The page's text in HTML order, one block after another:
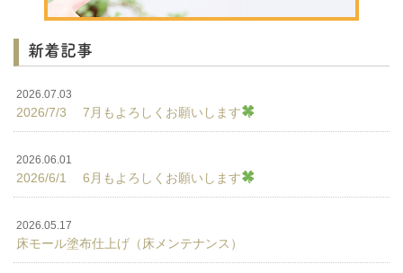
新着記事
2026.07.03
2026/7/3 7月もよろしくお願いします
2026.06.01
2026/6/1 6月もよろしくお願いします
2026.05.17
床モール塗布仕上げ（床メンテナンス）